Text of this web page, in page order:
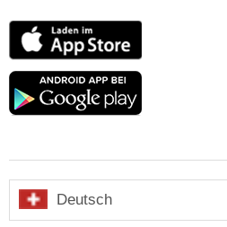
App
Store
Google
Deutsch